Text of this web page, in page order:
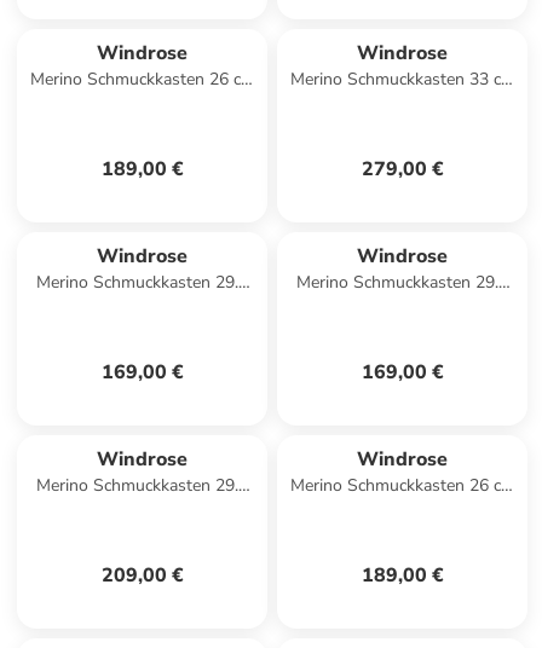
Windrose
Merino Schmuckkasten 26 cm
189,00 €
Windrose
Merino Schmuckkasten 33 cm
279,00 €
Windrose
Merino Schmuckkasten 29.5
169,00 €
Windrose
Merino Schmuckkasten 29.5
169,00 €
Windrose
Merino Schmuckkasten 29.5
209,00 €
Windrose
Merino Schmuckkasten 26 cm
189,00 €